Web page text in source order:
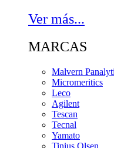
Ver más...
MARCAS
Malvern
Micromeritics
Leco
Agilent
Tescan
Tecnal
Yamato